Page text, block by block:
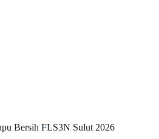
Bersih FLS3N Sulut 2026